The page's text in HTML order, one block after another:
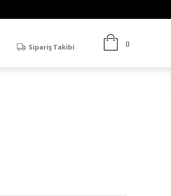
Sipariş Takibi